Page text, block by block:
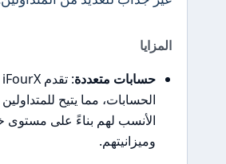
المزايا
حسابات متعددة
الحسابات، مما يتيح للمتداولين
الأنسب لهم بناءً على مستوى
وميزانيتهم.